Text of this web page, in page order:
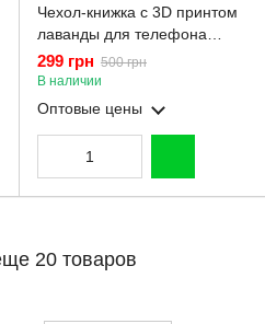
Чехол-книжка с 3D принтом
лаванды для телефона
Samsung Galaxy M14 5G
(SM-M146) из екокожи с
подставкой и магнитом
бордовая gd2
299 грн 500 грн
В наличии
Оптовые цены
20 товаров